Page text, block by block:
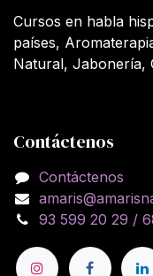
Cursos en habla
países,
Natural, Jabonería,
Contáctenos
Contáctenos
93 599 20 29 /